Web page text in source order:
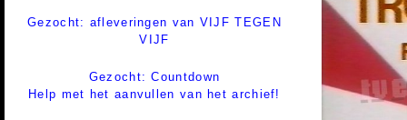
Gezocht: afleveringen van VIJF TEGEN
VIJF
Gezocht: Countdown
Help met het aanvullen van het archief!